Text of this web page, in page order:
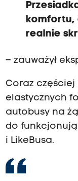
komfortu,
realnie
– zauważył
Coraz częściej
elastycznych
autobusy na
do
i LikeBusa.